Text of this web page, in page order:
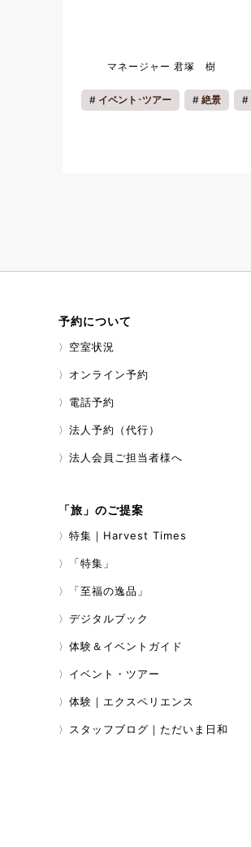
マネージャー 君塚 樹
イベント･ツアー 絶景
予約について
空室状況
オンライン予約
電話予約
法人予約（代行）
法人会員ご担当者様へ
「旅」のご提案
特集｜Harvest Times
「特集」
「至福の逸品」
デジタルブック
体験＆イベントガイド
イベント・ツアー
体験｜エクスペリエンス
スタッフブログ｜ただいま日和